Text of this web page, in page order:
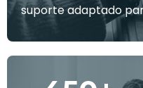
suporte adaptado